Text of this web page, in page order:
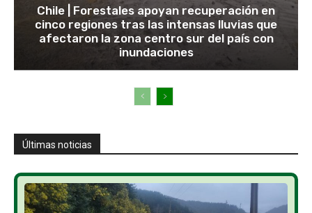
Chile | Forestales apoyan recuperación en
cinco regiones tras las intensas lluvias que
afectaron la zona centro sur del país con
inundaciones
Últimas noticias